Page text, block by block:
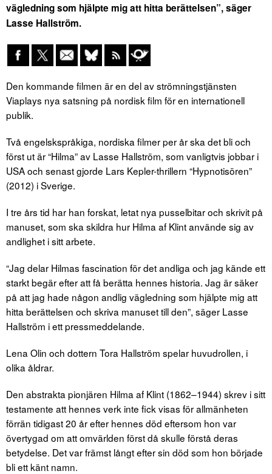
vägledning som hjälpte mig att hitta berättelsen”, säger
Lasse Hallström.
Den kommande filmen är en del av strömningstjänsten
Viaplays nya satsning på nordisk film för en internationell
publik.
Två engelskspråkiga, nordiska filmer per år ska det bli och
först ut är “Hilma” av Lasse Hallström, som vanligtvis jobbar i
USA och senast gjorde Lars Kepler-thrillern “Hypnotisören”
(2012) i Sverige.
I tre års tid har han forskat, letat nya pusselbitar och skrivit på
manuset, som ska skildra hur Hilma af Klint använde sig av
andlighet i sitt arbete.
“Jag delar Hilmas fascination för det andliga och jag kände ett
starkt begär efter att få berätta hennes historia. Jag är säker
på att jag hade någon andlig vägledning som hjälpte mig att
hitta berättelsen och skriva manuset till den”, säger Lasse
Hallström i ett pressmeddelande.
Lena Olin och dottern Tora Hallström spelar huvudrollen, i
olika åldrar.
Den abstrakta pionjären Hilma af Klint (1862–1944) skrev i sitt
testamente att hennes verk inte fick visas för allmänheten
förrän tidigast 20 år efter hennes död eftersom hon var
övertygad om att omvärlden först då skulle förstå deras
betydelse. Det var främst långt efter sin död som hon började
bli ett känt namn.